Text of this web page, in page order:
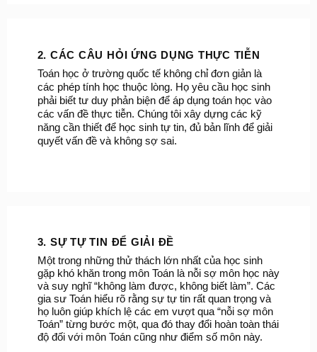
2. CÁC CÂU HỎI ỨNG DỤNG THỰC TIỄN
Toán học ở trường quốc tế không chỉ đơn giản là
các phép tính học thuộc lòng. Họ yêu cầu học sinh
phải biết tư duy phản biện để áp dụng toán học vào
các vấn đề thực tiễn. Chúng tôi xây dựng các kỹ
năng cần thiết để học sinh tự tin, đủ bản lĩnh để giải
quyết vấn đề và không sợ sai.
3. SỰ TỰ TIN ĐỂ GIẢI ĐỀ
Một trong những thử thách lớn nhất của học sinh
gặp khó khăn trong môn Toán là nỗi sợ môn học này
và suy nghĩ “không làm được, không biết làm”. Các
gia sư Toán hiểu rõ rằng sự tự tin rất quan trọng và
họ luôn giúp khích lệ các em vượt qua “nỗi sợ môn
Toán” từng bước một, qua đó thay đổi hoàn toàn thái
độ đối với môn Toán cũng như điểm số môn này.